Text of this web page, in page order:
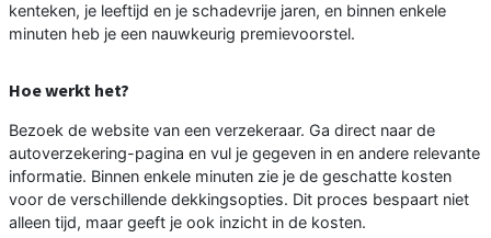
kenteken, je leeftijd en je schadevrije jaren, en binnen enkele
minuten heb je een nauwkeurig premievoorstel.
Hoe werkt het?
Bezoek de website van een verzekeraar. Ga direct naar de
autoverzekering-pagina en vul je gegeven in en andere relevante
informatie. Binnen enkele minuten zie je de geschatte kosten
voor de verschillende dekkingsopties. Dit proces bespaart niet
alleen tijd, maar geeft je ook inzicht in de kosten.